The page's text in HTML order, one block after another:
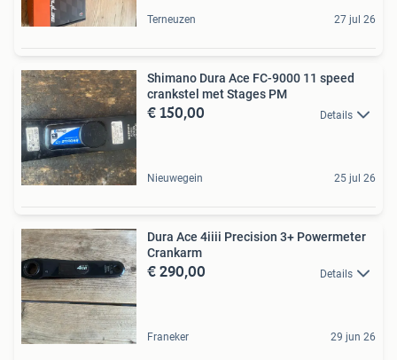
Terneuzen 27 jul 26
Shimano Dura Ace FC-9000 11 speed
crankstel met Stages PM
€ 150,00 Details
Nieuwegein 25 jul 26
Dura Ace 4iiii Precision 3+ Powermeter
Crankarm
€ 290,00 Details
Franeker 29 jun 26